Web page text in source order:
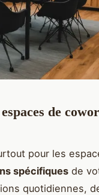
de
pour les
spécifiques de
quotidiennes,